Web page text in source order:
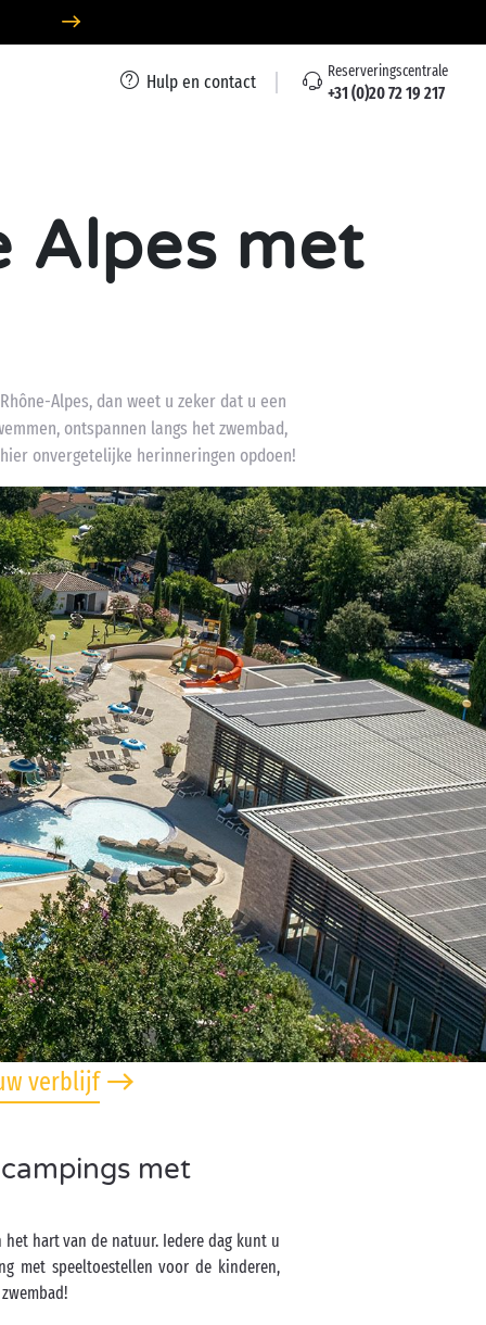
Hulp en contact Reserveringscentrale
+31 (0)20 72 19 217
Alpes met
Alpes, dan weet u zeker dat u een
ontspannen langs het zwembad,
onvergetelijke herinneringen opdoen!
verblijf
met
hart van de natuur. Iedere dag kunt u
met speeltoestellen voor de kinderen,